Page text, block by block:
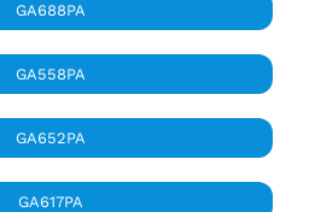
GA688PA
GA558PA
GA652PA
GA617PA